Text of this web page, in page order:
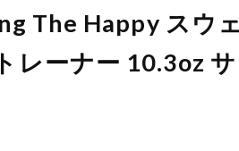
The Happy スウ
レーナー 10.3oz